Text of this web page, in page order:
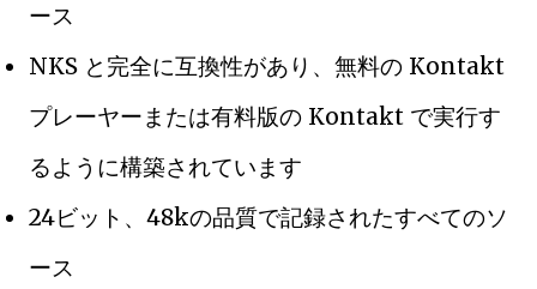
ース
NKS と完全に互換性があり、無料の Kontakt
プレーヤーまたは有料版の Kontakt で実行す
るように構築されています
24ビット、48kの品質で記録されたすべてのソ
ース